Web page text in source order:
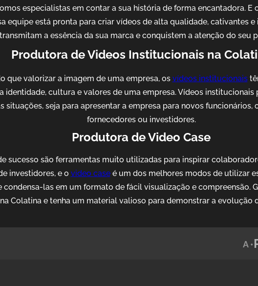
especialistas em contar a sua história de forma encantadora. E
equipe está pronta para criar vídeos de alta qualidade, cativantes
transmitam a essência da sua marca e conquistem a atenção do seu
Produtora de Videos Institucionais na
que valorizar a imagem de uma empresa, os vídeos institucionais
identidade, cultura e valores de uma empresa. Vídeos institucionais
situações, seja para apresentar a empresa para novos funcionários,
fornecedores ou investidores.
Produtora de Video Case
sucesso são ferramentas muito utilizadas para inspirar
investidores, e o video caseé um dos melhores modos de utilizar
condensa-las em um formato de fácil visualização e compreensão.
Colatina e tenha um material valioso para demonstrar a evolução
A •